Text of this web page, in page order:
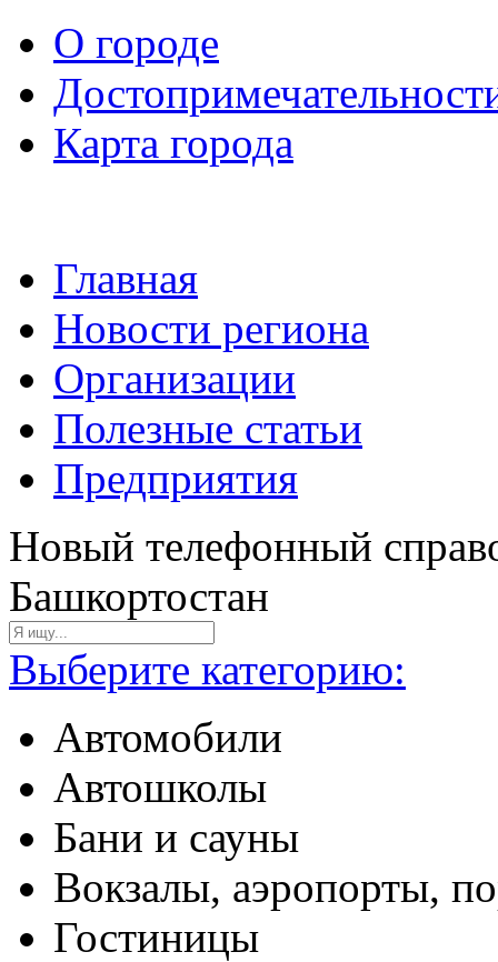
О городе
Карта города
Главная
Новости региона
Организации
Полезные статьи
Предприятия
Новый телефонный
Башкортостан
Выберите категорию:
Автомобили
Автошколы
Бани и сауны
Вокзалы, аэропорты,
Гостиницы